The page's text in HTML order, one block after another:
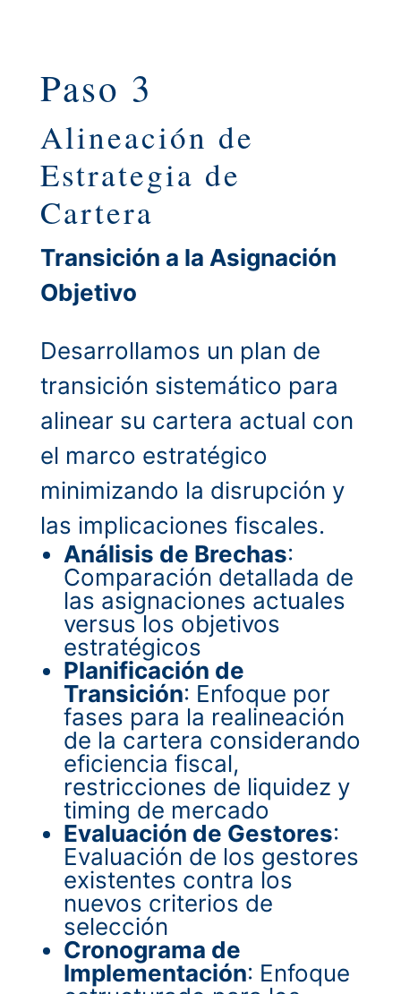
Paso 3
Alineación de
Estrategia de
Cartera
Transición a la Asignación
Objetivo
Desarrollamos un plan de
transición sistemático para
alinear su cartera actual con
el marco estratégico
minimizando la disrupción y
las implicaciones fiscales.
Análisis de Brechas:
Comparación detallada de
las asignaciones actuales
versus los objetivos
estratégicos
Planificación de
Transición: Enfoque por
fases para la realineación
de la cartera considerando
eficiencia fiscal,
restricciones de liquidez y
timing de mercado
Evaluación de Gestores:
Evaluación de los gestores
existentes contra los
nuevos criterios de
selección
Cronograma de
Implementación: Enfoque